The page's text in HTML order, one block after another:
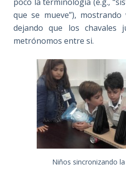
que se mueve”),
dejando que los chavales
metrónomos entre si.
Niños sincronizando